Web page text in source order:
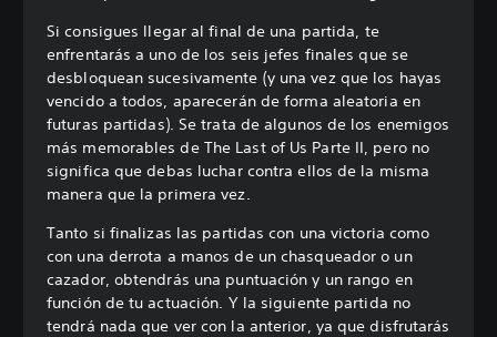
Si consigues llegar al final de una partida, te
enfrentarás a uno de los seis jefes finales que se
desbloquean sucesivamente (y una vez que los hayas
vencido a todos, aparecerán de forma aleatoria en
futuras partidas). Se trata de algunos de los enemigos
más memorables de The Last of Us Parte II, pero no
significa que debas luchar contra ellos de la misma
manera que la primera vez.
Tanto si finalizas las partidas con una victoria como
con una derrota a manos de un chasqueador o un
cazador, obtendrás una puntuación y un rango en
función de tu actuación. Y la siguiente partida no
tendrá nada que ver con la anterior, ya que disfrutarás